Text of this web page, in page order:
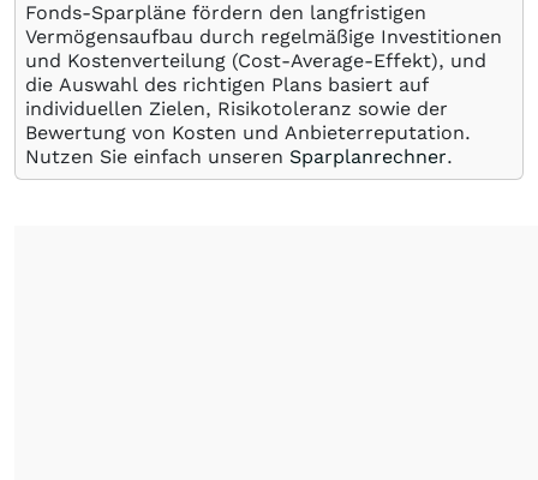
Fonds-Sparpläne fördern den langfristigen
Vermögensaufbau durch regelmäßige Investitionen
und Kostenverteilung (Cost-Average-Effekt), und
die Auswahl des richtigen Plans basiert auf
individuellen Zielen, Risikotoleranz sowie der
Bewertung von Kosten und Anbieterreputation.
Nutzen Sie einfach unseren Sparplanrechner.